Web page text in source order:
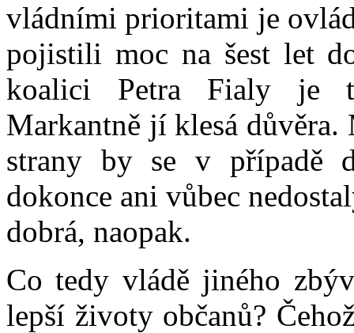
vládními prioritami je
pojistili moc na šest let
koalici Petra Fialy je
Markantně jí klesá
strany by se v případě
dokonce ani vůbec
dobrá, naopak.
Co tedy vládě jiného
lepší životy občanů?